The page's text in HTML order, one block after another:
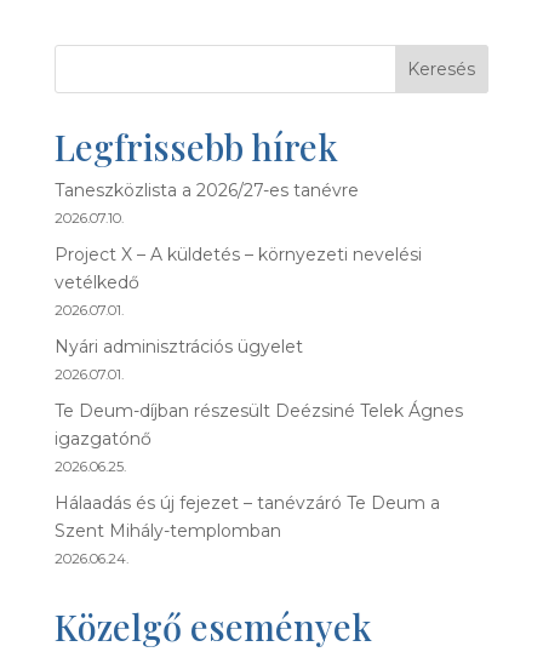
Keresés
Legfrissebb hírek
Taneszközlista a 2026/27-es tanévre
2026.07.10.
Project X – A küldetés – környezeti nevelési
vetélkedő
2026.07.01.
Nyári adminisztrációs ügyelet
2026.07.01.
Te Deum-díjban részesült Deézsiné Telek Ágnes
igazgatónő
2026.06.25.
Hálaadás és új fejezet – tanévzáró Te Deum a
Szent Mihály-templomban
2026.06.24.
Közelgő események